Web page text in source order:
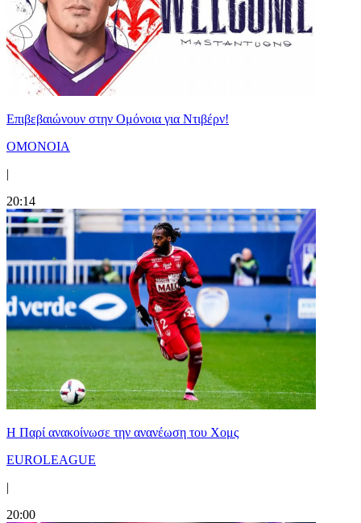
Επιβεβαιώνουν στην Ομόνοια για Ντιβέρν!
ΟΜΟΝΟΙΑ
|
20:14
Η Παρί ανακοίνωσε την ανανέωση του Χομς
EUROLEAGUE
|
20:00